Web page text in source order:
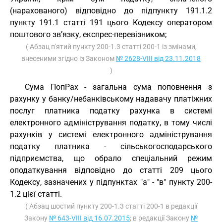
(нарахованого) відповідно до підпункту 191.1.2
пункту 191.1 статті 191 цього Кодексу оператором
поштового зв’язку, експрес-перевізником;
( Абзац п'ятий пункту 200-1.3 статті 200-1 із змінами,
внесеними згідно із Законом № 2628-VIII від 23.11.2018
)
Сума ПопРах - загальна сума поповнення з
рахунку у банку/небанківському надавачу платіжних
послуг платника податку рахунка в системі
електронного адміністрування податку, в тому числі
рахунків у системі електронного адміністрування
податку платника - сільськогосподарського
підприємства, що обрало спеціальний режим
оподаткування відповідно до статті 209 цього
Кодексу, зазначених у підпунктах "а" - "в" пункту 200-
1.2 цієї статті.
( Абзац шостий пункту 200-1.3 статті 200-1 в редакції
Закону № 643-VIII від 16.07.2015; в редакції Закону №